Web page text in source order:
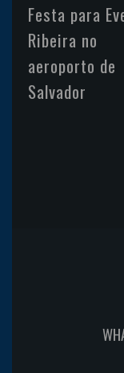
Festa para
Ribeira no
aeroporto de
Salvador